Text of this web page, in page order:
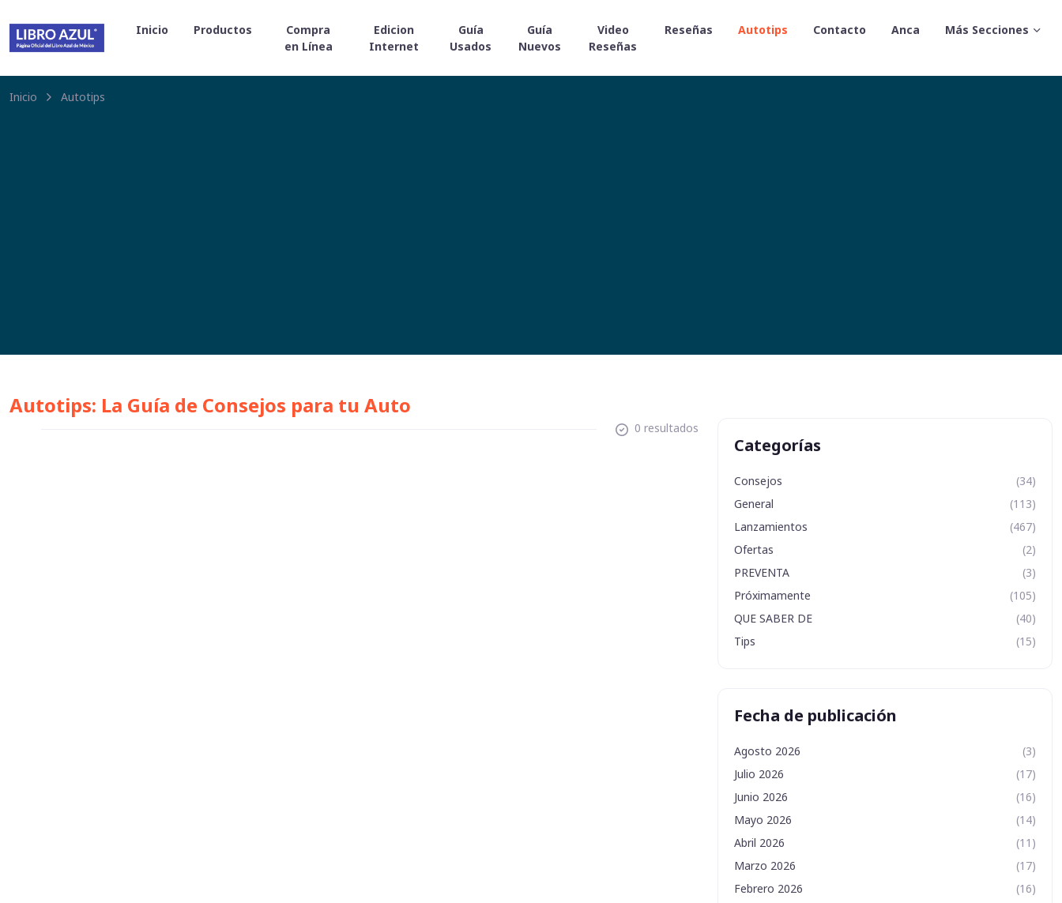
Inicio Productos
Compra
en Línea
Edicion
Internet
Guía
Usados
Guía
Nuevos
Video
Reseñas
Reseñas Autotips Contacto Anca Más Secciones
Inicio Autotips
Autotips: La Guía de Consejos para tu Auto
0 resultados
Categorías
Consejos
(34)
General
(113)
Lanzamientos
(467)
Ofertas
(2)
PREVENTA
(3)
Próximamente
(105)
QUE SABER DE
(40)
Tips
(15)
Fecha de publicación
Agosto 2026
(3)
Julio 2026
(17)
Junio 2026
(16)
Mayo 2026
(14)
Abril 2026
(11)
Marzo 2026
(17)
Febrero 2026
(16)